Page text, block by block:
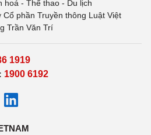
hoá - Thể thao - Du lịch
phần Truyền thông Luật Việt
Trần Văn Trí
1919
1900 6192